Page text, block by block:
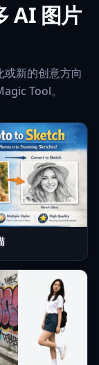
AI 图片
新的创意方向
Tool。